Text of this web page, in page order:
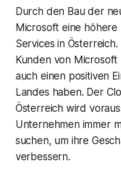
Durch den Bau der
Microsoft eine
Services in
Kunden von
auch einen positiven
Landes haben. Der
Österreich wird
Unternehmen immer
suchen, um ihre
verbessern.